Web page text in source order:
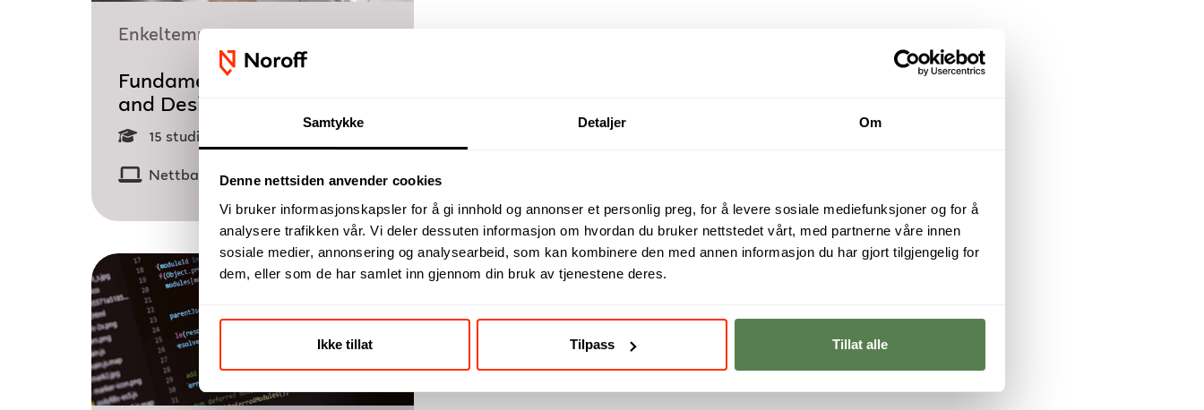
Samtykke Detaljer Om
Denne nettsiden anvender cookies
Vi bruker informasjonskapsler for å gi innhold og annonser et personlig preg, for å levere sosiale mediefunksjoner og for å
analysere trafikken vår. Vi deler dessuten informasjon om hvordan du bruker nettstedet vårt, med partnerne våre innen
sosiale medier, annonsering og analysearbeid, som kan kombinere den med annen informasjon du har gjort tilgjengelig for
dem, eller som de har samlet inn gjennom din bruk av tjenestene deres.
Ikke tillat Tilpass Tillat alle
Enkeltemne
Fundamentals of UI Design
and Design Systems
15 studiepoeng
Nettbasert